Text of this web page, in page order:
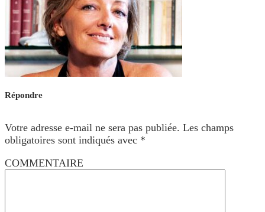
Répondre
Votre adresse e-mail ne sera pas publiée. Les champs
obligatoires sont indiqués avec *
COMMENTAIRE